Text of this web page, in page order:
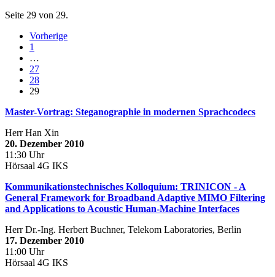
Seite 29 von 29.
Vorherige
1
…
27
28
29
Master-Vortrag: Steganographie in modernen Sprachcodecs
Herr Han Xin
20. Dezember 2010
11:30 Uhr
Hörsaal 4G IKS
Kommunikationstechnisches Kolloquium: TRINICON - A
General Framework for Broadband Adaptive MIMO Filtering
and Applications to Acoustic Human-Machine Interfaces
Herr Dr.-Ing. Herbert Buchner, Telekom Laboratories, Berlin
17. Dezember 2010
11:00 Uhr
Hörsaal 4G IKS